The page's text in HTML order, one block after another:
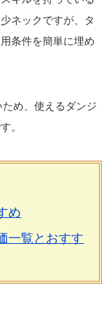
ネックですが、タ
条件を簡単に埋め
め、使えるダンジ
。
め
一覧とおすす